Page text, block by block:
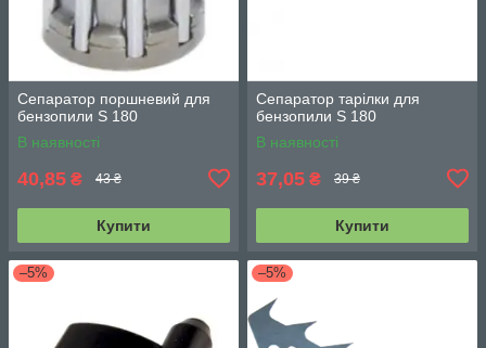
Сепаратор поршневий для
бензопили S 180
В наявності
40,85 ₴ 43 ₴
Купити
Сепаратор тарілки для
бензопили S 180
В наявності
37,05 ₴ 39 ₴
Купити
–5% –5%